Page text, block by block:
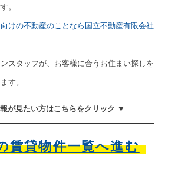
。
けの不動産のことなら国立不動産有限会社
スタッフが、お客様に合うお住まい探しを
す。
が見たい方はこちらをクリック ▼
賃貸物件一覧へ進む